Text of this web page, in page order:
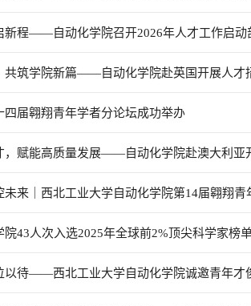
新程——自动化学院召开2026年人才工作启动
共筑学院新篇——自动化学院赴英国开展人才
四届翱翔青年学者分论坛成功举办
，赋能高质量发展——自动化学院赴澳大利亚
未来｜西北工业大学自动化学院第14届翱翔青
院43人次入选2025年全球前2%顶尖科学家榜
以待——西北工业大学自动化学院诚邀青年才